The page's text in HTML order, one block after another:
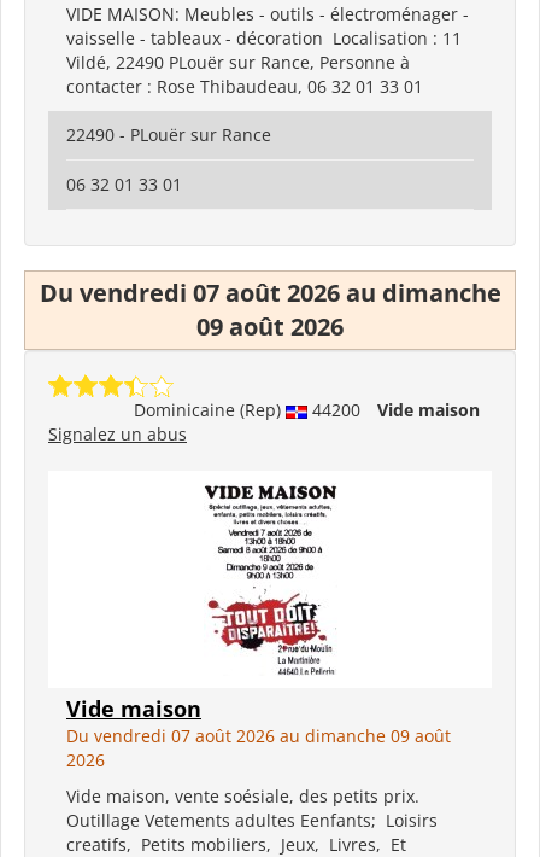
VIDE MAISON: Meubles - outils - électroménager -
vaisselle - tableaux - décoration Localisation : 11
Vildé, 22490 PLouër sur Rance, Personne à
contacter : Rose Thibaudeau, 06 32 01 33 01
22490 - PLouër sur Rance
06 32 01 33 01
Du vendredi 07 août 2026 au dimanche
09 août 2026
Dominicaine (Rep) 44200
Vide maison
Signalez un abus
Vide maison
Du vendredi 07 août 2026 au dimanche 09 août
2026
Vide maison, vente soésiale, des petits prix.
Outillage Vetements adultes Eenfants; Loisirs
creatifs, Petits mobiliers, Jeux, Livres, Et